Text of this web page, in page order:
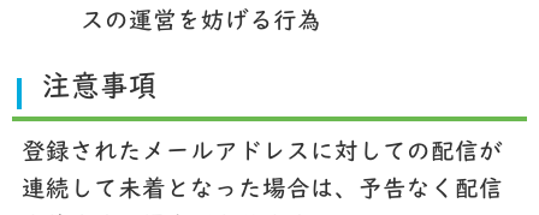
スの運営を妨げる行為
注意事項
登録されたメールアドレスに対しての配信が
連続して未着となった場合は、予告なく配信